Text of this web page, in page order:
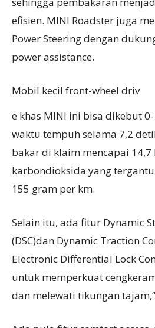
efisien. MINI Roadster juga
Power Steering dengan
power assistance.
Mobil kecil front-wheel driv
e khas MINI ini bisa dikebut
waktu tempuh selama 7,2
bakar di klaim mencapai 14,7
karbondioksida yang
155 gram per km.
Selain itu, ada fitur Dynamic
(DSC)dan Dynamic Traction
Electronic Differential Lock
untuk memperkuat
dan melewati tikungan